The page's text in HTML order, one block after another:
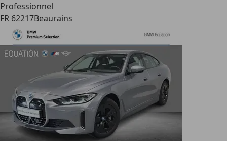
Professionnel
FR 62217Beaurains